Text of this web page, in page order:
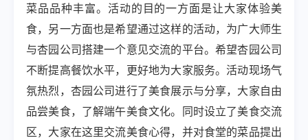
菜品品种丰富。活动的目的一方面是让大家体验美
食，另一方面也是希望通过这样的活动，为广大师生
与杏园公司搭建一个意见交流的平台。希望杏园公司
不断提高餐饮水平，更好地为大家服务。活动现场气
氛热烈，杏园公司进行了美食展示与分享，大家自由
品尝美食，了解端午美食文化。同时设立了美食交流
区，大家在这里交流美食心得，并对食堂的菜品提出